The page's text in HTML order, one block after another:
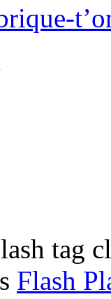
tag
Flash